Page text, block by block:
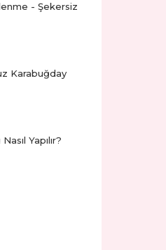
- Şekersiz
Karabuğday
Yapılır?